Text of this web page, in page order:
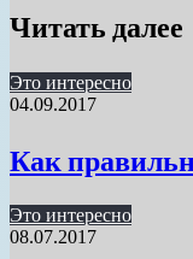
Читать далее
Это интересно
04.09.2017
Как
Это интересно
08.07.2017